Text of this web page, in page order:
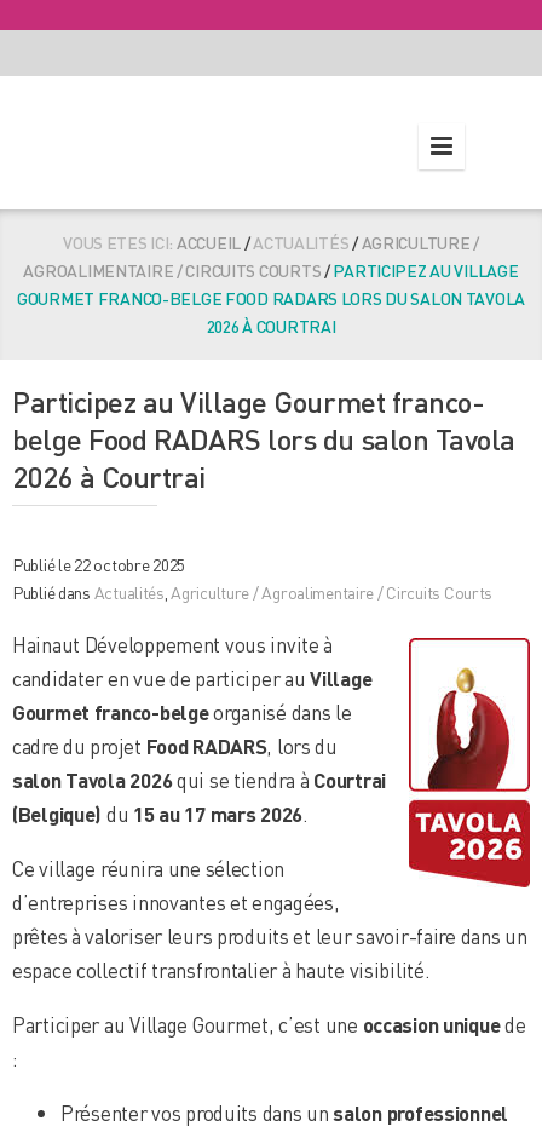
VOUS ETES ICI: ACCUEIL/ACTUALITÉS/AGRICULTURE /
AGROALIMENTAIRE / CIRCUITS COURTS/PARTICIPEZ AU VILLAGE
GOURMET FRANCO-BELGE FOOD RADARS LORS DU SALON TAVOLA
2026 À COURTRAI
Participez au Village Gourmet franco-
belge Food RADARS lors du salon Tavola
2026 à Courtrai
Publié le 22 octobre 2025
Publié dans Actualités ,Agriculture / Agroalimentaire / Circuits Courts
Hainaut Développement vous invite à
candidater en vue de participer auVillage
Gourmet franco-belgeorganisé dans le
cadre du projet Food RADARS, lors du
salon Tavola 2026qui se tiendra à Courtrai
(Belgique) du 15 au 17 mars 2026.
Ce village réunira une sélection
d’entreprises innovantes et engagées,
prêtes à valoriser leurs produits et leur savoir-faire dans un
espace collectif transfrontalier à haute visibilité.
Participer au Village Gourmet, c’est une occasion uniquede
:
Présenter vos produits dans unsalon professionnel